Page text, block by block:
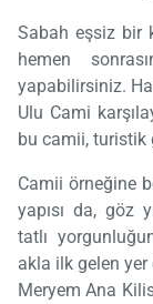
Sabah eşsiz bir
hemen
yapabilirsiniz.
Ulu Cami
bu camii, turistik
Camii örneğine
yapısı da, göz
tatlı
akla ilk gelen yer
Meryem Ana